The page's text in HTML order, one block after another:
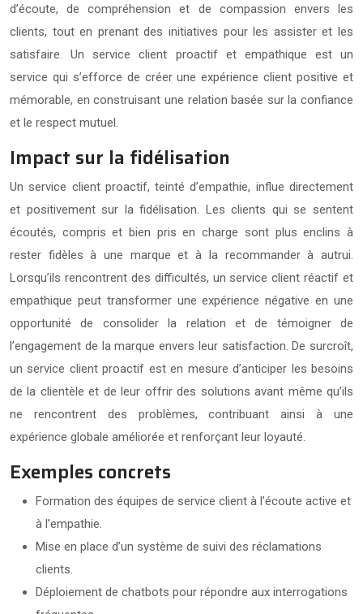
d’écoute, de compréhension et de compassion envers les
clients, tout en prenant des initiatives pour les assister et les
satisfaire. Un service client proactif et empathique est un
service qui s’efforce de créer une expérience client positive et
mémorable, en construisant une relation basée sur la confiance
et le respect mutuel.
Impact sur la fidélisation
Un service client proactif, teinté d’empathie, influe directement
et positivement sur la fidélisation. Les clients qui se sentent
écoutés, compris et bien pris en charge sont plus enclins à
rester fidèles à une marque et à la recommander à autrui.
Lorsqu’ils rencontrent des difficultés, un service client réactif et
empathique peut transformer une expérience négative en une
opportunité de consolider la relation et de témoigner de
l’engagement de la marque envers leur satisfaction. De surcroît,
un service client proactif est en mesure d’anticiper les besoins
de la clientèle et de leur offrir des solutions avant même qu’ils
ne rencontrent des problèmes, contribuant ainsi à une
expérience globale améliorée et renforçant leur loyauté.
Exemples concrets
Formation des équipes de service client à l’écoute active et
à l’empathie.
Mise en place d’un système de suivi des réclamations
clients.
Déploiement de chatbots pour répondre aux interrogations